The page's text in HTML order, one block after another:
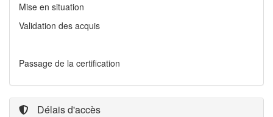
Mise en situation
Validation des acquis
Passage de la certification
Délais d'accès